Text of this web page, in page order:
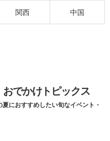
関西 中国
でかけトピックス
におすすめしたい旬なイベント・